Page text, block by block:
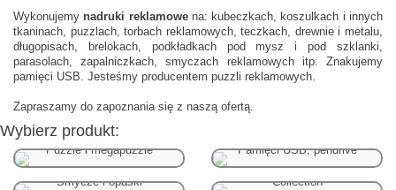
Wykonujemy nadruki reklamowena: kubeczkach, koszulkach i innych
tkaninach, puzzlach, torbach reklamowych, teczkach, drewnie i metalu,
długopisach, brelokach, podkładkach pod mysz i pod szklanki,
parasolach, zapalniczkach, smyczach reklamowych itp. Znakujemy
pamięci USB. Jesteśmy producentem puzzli reklamowych.
Zapraszamy do zapoznania się z naszą ofertą.
Wybierz produkt:
Puzzle i megapuzzle Pamięci USB, pendrive
Smycze i opaski
Kolekcja gadżetów Blue
Collection